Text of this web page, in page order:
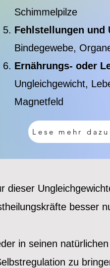
Schimmelpilze
Fehlstellungen und
Bindegewebe,
Ernährungs- oder
Ungleichgewicht,
Magnetfeld
Lese mehr
dieser
besser
in seinen
zu